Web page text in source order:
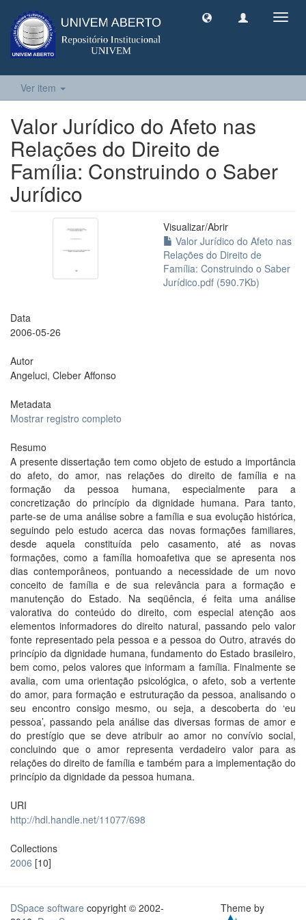
Ver item
Valor Jurídico do Afeto nas
Relações do Direito de
Família: Construindo o Saber
Jurídico
Visualizar/Abrir
Valor Jurídico do Afeto nas
Relações do Direito de
Família: Construindo o Saber
Jurídico.pdf (590.7Kb)
Data
2006-05-26
Autor
Angeluci, Cleber Affonso
Metadata
Mostrar registro completo
Resumo
A presente dissertação tem como objeto de estudo a importância
do afeto, do amor, nas relações do direito de família e na
formação da pessoa humana, especialmente para a
concretização do princípio da dignidade humana. Para tanto,
parte-se de uma análise sobre a família e sua evolução histórica,
seguindo pelo estudo acerca das novas formações familiares,
desde aquela constituída pelo casamento, até as novas
formações, como a família homoafetiva que se apresenta nos
dias contemporâneos, pontuando a necessidade de um novo
conceito de família e de sua relevância para a formação e
manutenção do Estado. Na seqüência, é feita uma análise
valorativa do conteúdo do direito, com especial atenção aos
elementos informadores do direito natural, passando pelo valor
fonte representado pela pessoa e a pessoa do Outro, através do
princípio da dignidade humana, fundamento do Estado brasileiro,
bem como, pelos valores que informam a família. Finalmente se
avalia, com uma orientação psicológica, o afeto, sob a vertente
do amor, para formação e estruturação da pessoa, analisando o
seu encontro consigo mesmo, ou seja, a descoberta do ‘eu
pessoa’, passando pela análise das diversas formas de amor e
do prestígio que se deve atribuir ao amor no convívio social,
concluindo que o amor representa verdadeiro valor para as
relações do direito de família e também para a implementação do
princípio da dignidade da pessoa humana.
URI
http://hdl.handle.net/11077/698
Collections
2006 [10]
DSpace software copyright © 2002-
Theme by